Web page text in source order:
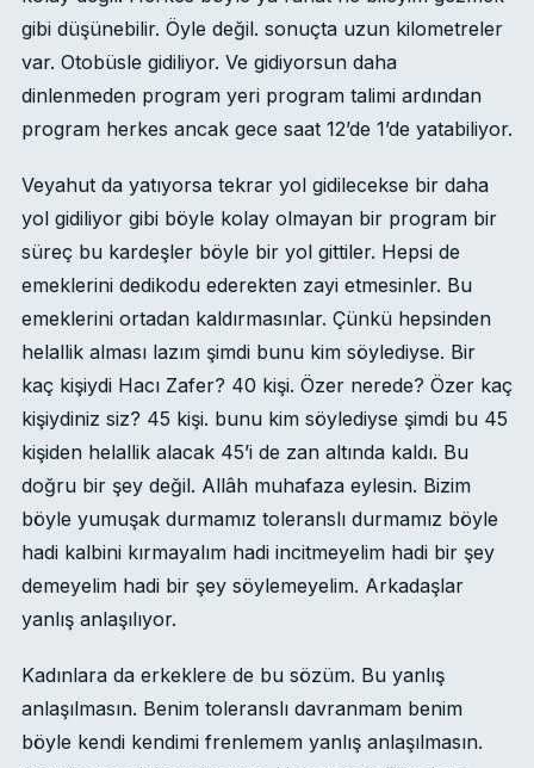
gibi düşünebilir. Öyle değil. sonuçta uzun kilometreler
var. Otobüsle gidiliyor. Ve gidiyorsun daha
dinlenmeden program yeri program talimi ardından
program herkes ancak gece saat 12’de 1’de yatabiliyor.
Veyahut da yatıyorsa tekrar yol gidilecekse bir daha
yol gidiliyor gibi böyle kolay olmayan bir program bir
süreç bu kardeşler böyle bir yol gittiler. Hepsi de
emeklerini dedikodu ederekten zayi etmesinler. Bu
emeklerini ortadan kaldırmasınlar. Çünkü hepsinden
helallik alması lazım şimdi bunu kim söylediyse. Bir
kaç kişiydi Hacı Zafer? 40 kişi. Özer nerede? Özer kaç
kişiydiniz siz? 45 kişi. bunu kim söylediyse şimdi bu 45
kişiden helallik alacak 45’i de zan altında kaldı. Bu
doğru bir şey değil. Allâh muhafaza eylesin. Bizim
böyle yumuşak durmamız toleranslı durmamız böyle
hadi kalbini kırmayalım hadi incitmeyelim hadi bir şey
demeyelim hadi bir şey söylemeyelim. Arkadaşlar
yanlış anlaşılıyor.
Kadınlara da erkeklere de bu sözüm. Bu yanlış
anlaşılmasın. Benim toleranslı davranmam benim
böyle kendi kendimi frenlemem yanlış anlaşılmasın.